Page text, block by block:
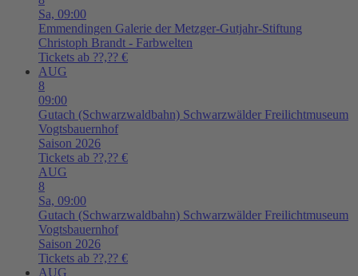
Sa, 09:00
Emmendingen Galerie der Metzger-Gutjahr-Stiftung
Christoph Brandt - Farbwelten
Tickets ab ??,?? €
AUG
8
09:00
Gutach (Schwarzwaldbahn) Schwarzwälder Freilichtmuseum
Vogtsbauernhof
Saison 2026
Tickets ab ??,?? €
AUG
8
Sa, 09:00
Gutach (Schwarzwaldbahn) Schwarzwälder Freilichtmuseum
Vogtsbauernhof
Saison 2026
Tickets ab ??,?? €
AUG